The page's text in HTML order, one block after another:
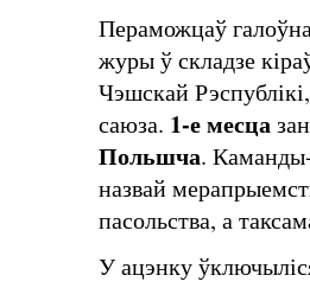
Пераможцаў
журы ў складзе
Чэшскай
саюза. 1-е месца
Польшча.
назвай
пасольства, а
У ацэнку